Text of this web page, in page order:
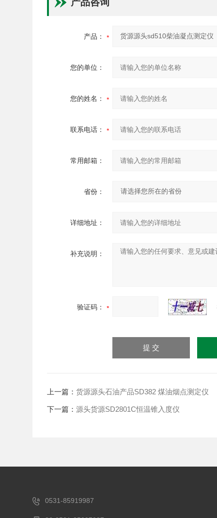
产品：
您的单位：
您的姓名：
联系电话：
常用邮箱：
省份：
详细地址：
补充说明：
验证码：
上一篇：货源源头石油产品SD382 煤油烟点测定仪
下一篇：源头货源SD2801C恒温锥入度仪
0531-85919987